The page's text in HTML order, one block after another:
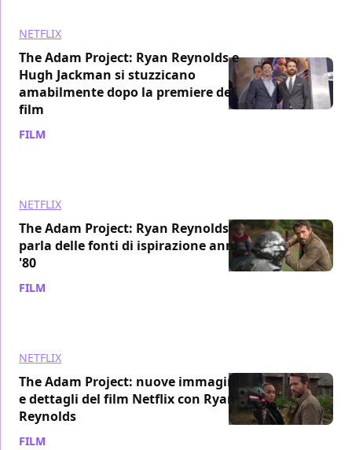
NETFLIX
The Adam Project: Ryan Reynolds e
Hugh Jackman si stuzzicano
amabilmente dopo la premiere del
film
FILM
NETFLIX
The Adam Project: Ryan Reynolds
parla delle fonti di ispirazione anni
'80
FILM
NETFLIX
The Adam Project: nuove immagini
e dettagli del film Netflix con Ryan
Reynolds
FILM